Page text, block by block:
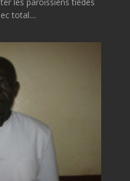
total....